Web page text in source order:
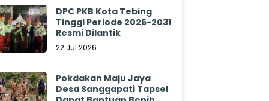
DPC PKB Kota Tebing
Tinggi Periode 2026-2031
Resmi Dilantik
22 Jul 2026
Pokdakan Maju Jaya
Desa Sanggapati Tapsel